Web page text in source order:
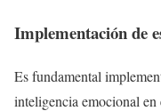
Implementación de
Es fundamental
inteligencia emocional